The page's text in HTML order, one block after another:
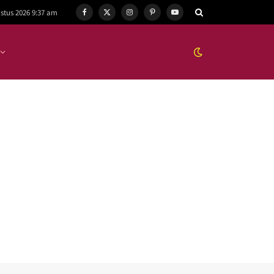
2026 9:37 am Facebook
X
InstagramPinterestYouTube